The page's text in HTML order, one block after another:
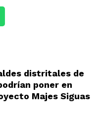
distritales de
poner en
Majes Siguas